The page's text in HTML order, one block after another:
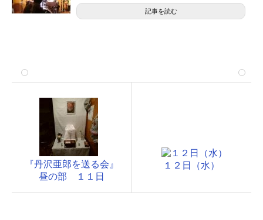
記事を読む
『丹沢亜郎を送る会』
昼の部 １１日
１２日（水）